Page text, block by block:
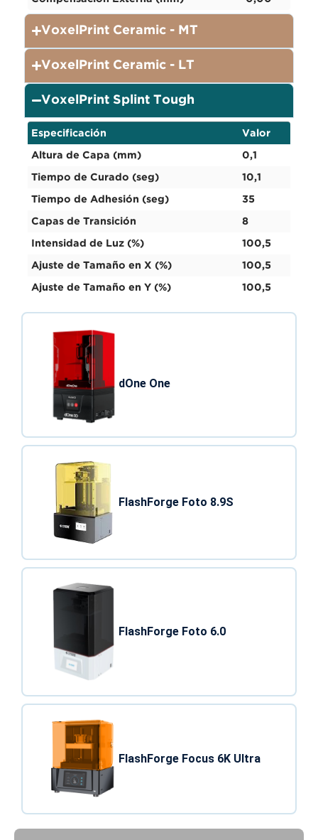
dOne One
FlashForge Foto 8.9S
FlashForge Foto 6.0
FlashForge Focus 6K Ultra
VoxelPrint Ceramic - MT
VoxelPrint Ceramic - LT
VoxelPrint Splint Tough
Especificación Valor
Altura de Capa (mm) 0,1
Tiempo de Curado (seg) 10,1
Tiempo de Adhesión (seg) 35
Capas de Transición 8
Intensidad de Luz (%) 100,5
Ajuste de Tamaño en X (%) 100,5
Ajuste de Tamaño en Y (%) 100,5